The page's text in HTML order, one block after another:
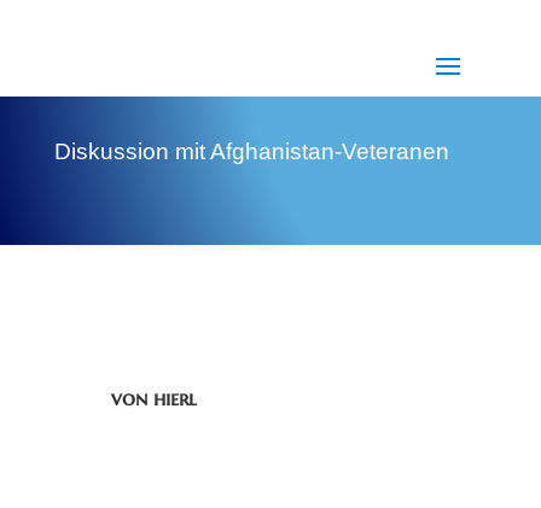
Diskussion mit Afghanistan-Veteranen
von hierl